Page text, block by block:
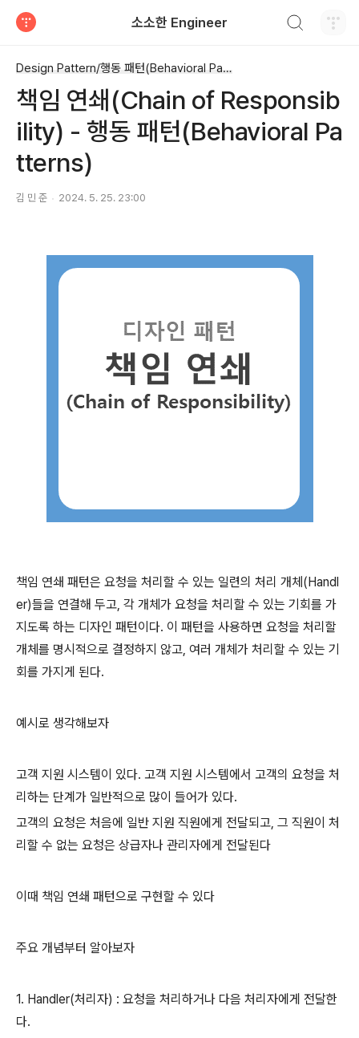
소소한 Engineer
Design Pattern/행동 패턴(Behavioral Patterns)
책임 연쇄(Chain of Responsib
ility) - 행동 패턴(Behavioral Pa
tterns)
김 민 준 2024. 5. 25. 23:00
책임 연쇄 패턴은 요청을 처리할 수 있는 일련의 처리 개체(Handl
er)들을 연결해 두고, 각 개체가 요청을 처리할 수 있는 기회를 가
지도록 하는 디자인 패턴이다. 이 패턴을 사용하면 요청을 처리할
개체를 명시적으로 결정하지 않고, 여러 개체가 처리할 수 있는 기
회를 가지게 된다.
예시로 생각해보자
고객 지원 시스템이 있다. 고객 지원 시스템에서 고객의 요청을 처
리하는 단계가 일반적으로 많이 들어가 있다.
고객의 요청은 처음에 일반 지원 직원에게 전달되고, 그 직원이 처
리할 수 없는 요청은 상급자나 관리자에게 전달된다
이때 책임 연쇄 패턴으로 구현할 수 있다
주요 개념부터 알아보자
1. Handler(처리자) : 요청을 처리하거나 다음 처리자에게 전달한
다.